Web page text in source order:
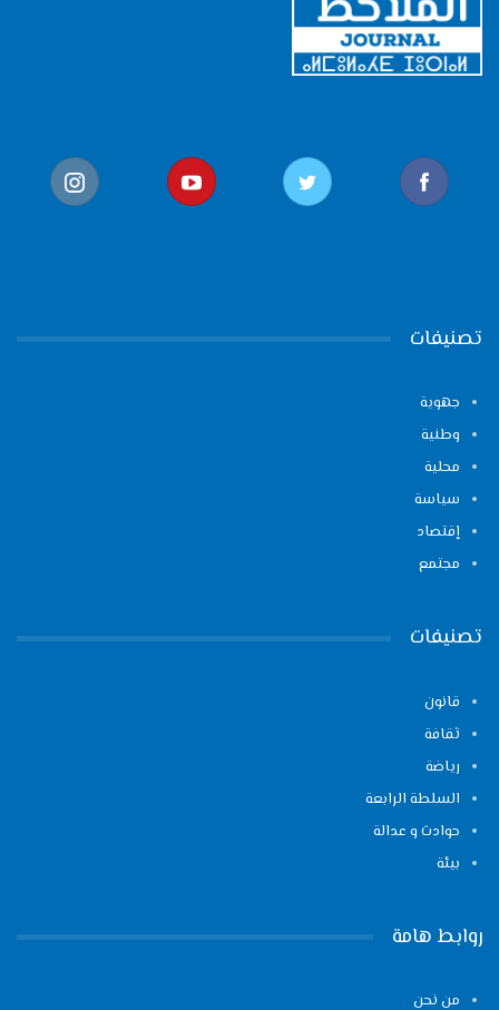
تصنيفات
جهوية
وطنية
محلية
سياسة
إقتصاد
مجتمع
تصنيفات
قانون
ثقافة
رياضة
السلطة الرابعة
حوادث و عدالة
بيئة
روابط هامة
من نحن